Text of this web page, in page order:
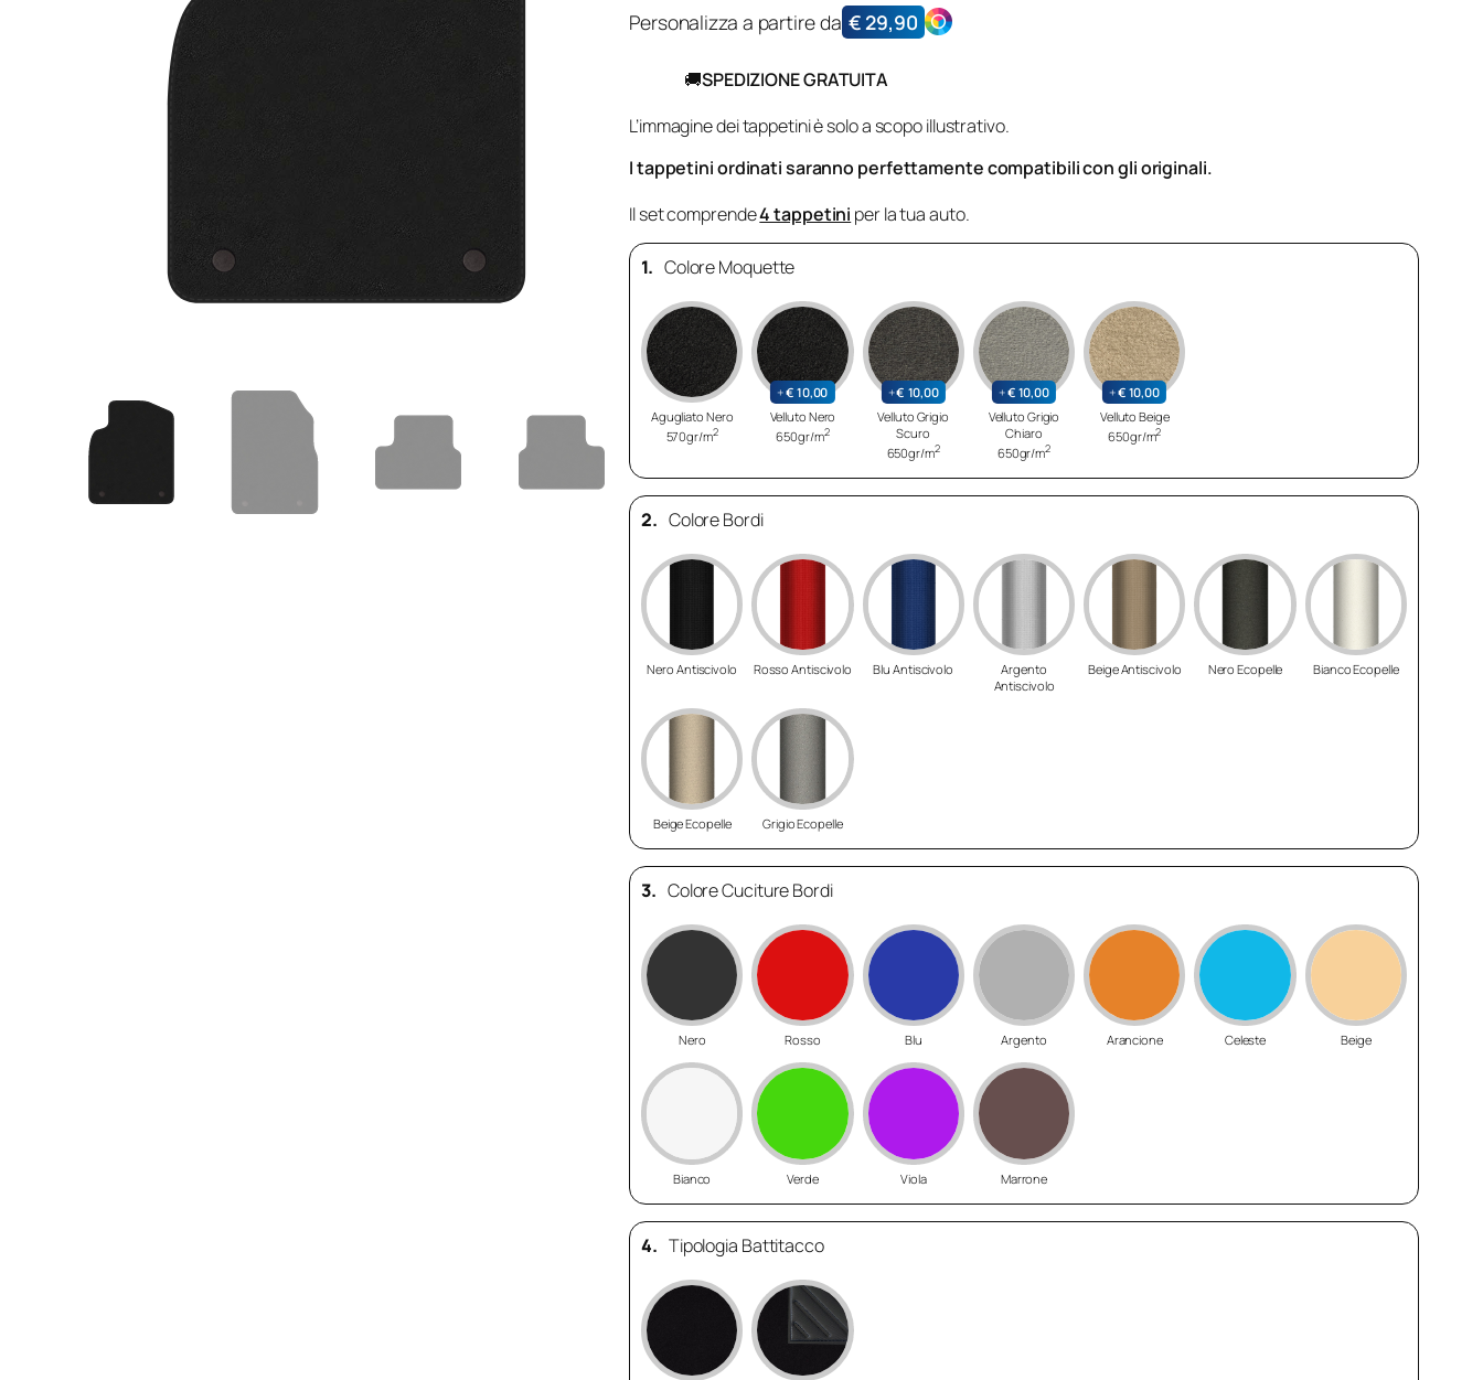
Personalizza a partire da € 29,90
🚚SPEDIZIONE GRATUITA
L’immagine dei tappetini è solo a scopo illustrativo.
I tappetini ordinati saranno perfettamente compatibili con gli originali.
Il set comprende4 tappetini per la tua auto.
1. Colore Moquette
Agugliato Nero
570gr/m2
+€ 10,00
Velluto Nero
650gr/m2
+€ 10,00
Velluto Grigio
Scuro
650gr/m2
+€ 10,00
Velluto Grigio
Chiaro
650gr/m2
+€ 10,00
Velluto Beige
650gr/m2
2. Colore Bordi
Nero Antiscivolo Rosso Antiscivolo Blu Antiscivolo
Argento
Antiscivolo
Beige Antiscivolo Nero Ecopelle Bianco Ecopelle
Beige Ecopelle Grigio Ecopelle
3. Colore Cuciture Bordi
Nero Rosso Blu Argento Arancione Celeste Beige
Bianco Verde Viola Marrone
4. Tipologia Battitacco